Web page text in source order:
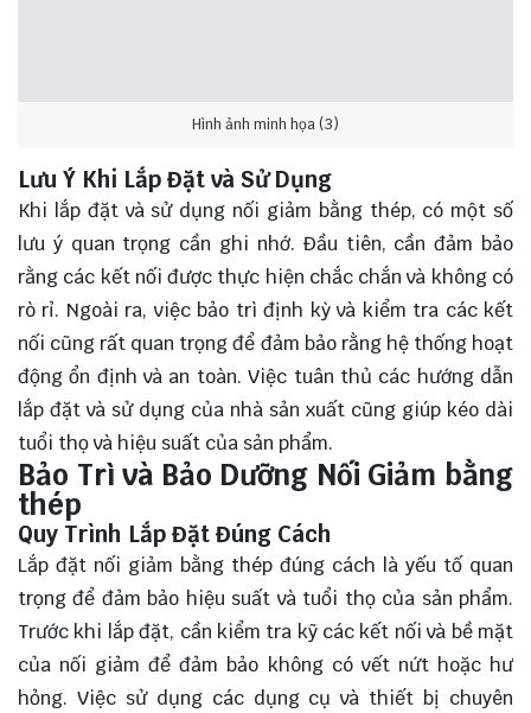
Hình ảnh minh họa (3)
Lưu Ý Khi Lắp Đặt và Sử Dụng
Khi lắp đặt và sử dụng nối giảm bằng thép, có một số
lưu ý quan trọng cần ghi nhớ. Đầu tiên, cần đảm bảo
rằng các kết nối được thực hiện chắc chắn và không có
rò rỉ. Ngoài ra, việc bảo trì định kỳ và kiểm tra các kết
nối cũng rất quan trọng để đảm bảo rằng hệ thống hoạt
động ổn định và an toàn. Việc tuân thủ các hướng dẫn
lắp đặt và sử dụng của nhà sản xuất cũng giúp kéo dài
tuổi thọ và hiệu suất của sản phẩm.
Bảo Trì và Bảo Dưỡng Nối Giảm bằng
thép
Quy Trình Lắp Đặt Đúng Cách
Lắp đặt nối giảm bằng thép đúng cách là yếu tố quan
trọng để đảm bảo hiệu suất và tuổi thọ của sản phẩm.
Trước khi lắp đặt, cần kiểm tra kỹ các kết nối và bề mặt
của nối giảm để đảm bảo không có vết nứt hoặc hư
hỏng. Việc sử dụng các dụng cụ và thiết bị chuyên